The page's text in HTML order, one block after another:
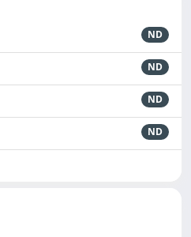
ND
ND
ND
ND